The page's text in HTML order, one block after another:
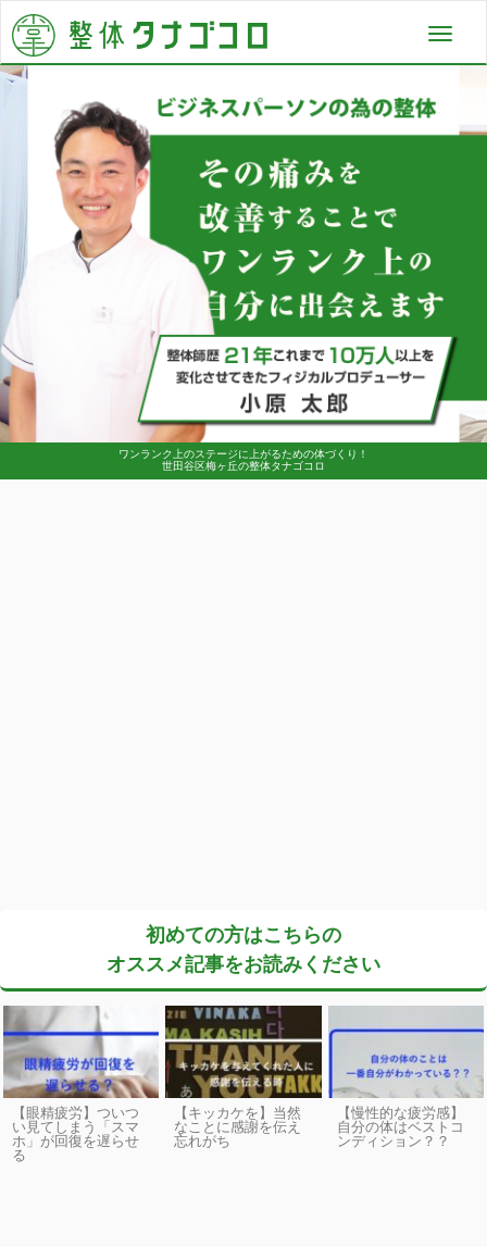
ワンランク上のステージに上がるための体づくり！
世田谷区梅ヶ丘の整体タナゴコロ
初めての方はこちらの
オススメ記事をお読みください
【眼精疲労】ついつ
い見てしまう「スマ
ホ」が回復を遅らせ
る
【キッカケを】当然
なことに感謝を伝え
忘れがち
【慢性的な疲労感】
自分の体はベストコ
ンディション？？